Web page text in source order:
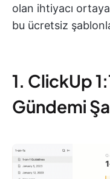
olan ihtiyacı
bu ücretsiz
1. ClickUp
Gündemi